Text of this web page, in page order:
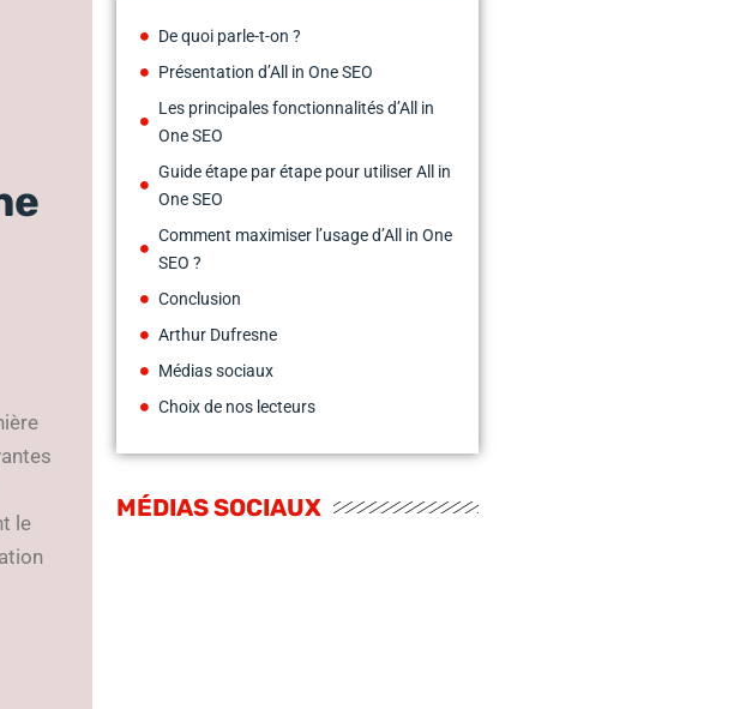
le
De quoi parle-t-on ?
Présentation d’All in One SEO
Les principales fonctionnalités d’All in
One SEO
Guide étape par étape pour utiliser All in
One SEO
Comment maximiser l’usage d’All in One
SEO ?
Conclusion
Arthur Dufresne
Médias sociaux
Choix de nos lecteurs
MÉDIAS SOCIAUX